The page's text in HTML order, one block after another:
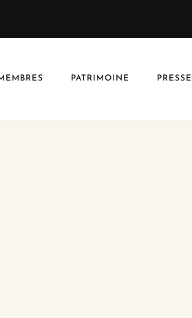
PATRIMOINE PRESSE